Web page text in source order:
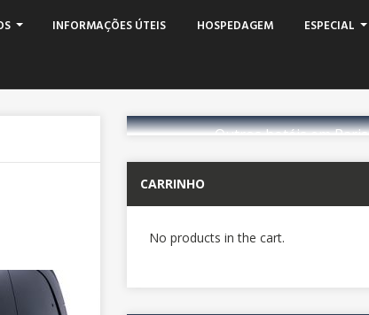
INFORMAÇÕES ÚTEIS HOSPEDAGEM ESPECIAL
Outros hotéis em Paris
reserve agora
CARRINHO
No products in the cart.